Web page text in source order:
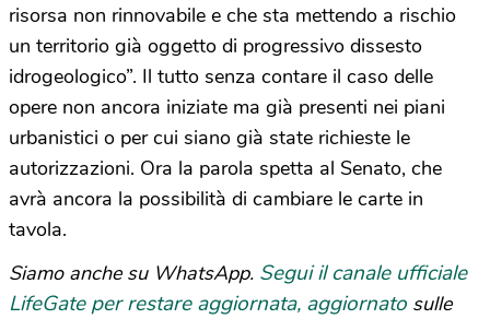
risorsa non rinnovabile e che sta mettendo a rischio
un territorio già oggetto di progressivo dissesto
idrogeologico”. Il tutto senza contare il caso delle
opere non ancora iniziate ma già presenti nei piani
urbanistici o per cui siano già state richieste le
autorizzazioni. Ora la parola spetta al Senato, che
avrà ancora la possibilità di cambiare le carte in
tavola.
Siamo anche su WhatsApp. Segui il canale ufficiale
LifeGate per restare aggiornata, aggiornato sulle